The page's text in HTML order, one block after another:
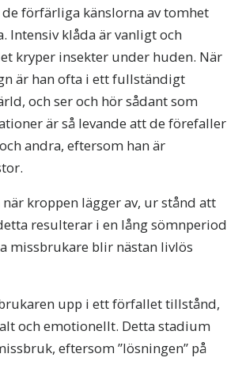
förfärliga känslorna av tomhet
Intensiv klåda är vanligt och
kryper insekter under huden. När
är han ofta i ett fullständigt
och ser och hör sådant som
är så levande att de förefaller
andra, eftersom han är
kroppen lägger av, ur stånd att
resulterar i en lång sömnperiod
missbrukare blir nästan livlös
upp i ett förfallet tillstånd,
och emotionellt. Detta stadium
eftersom ”lösningen” på